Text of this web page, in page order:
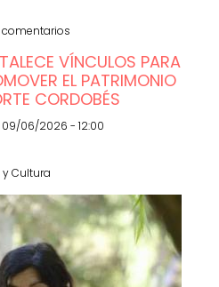
VÍNCULOS PARA
EL PATRIMONIO
CORDOBÉS
09/06/2026 - 12:00
Cultura